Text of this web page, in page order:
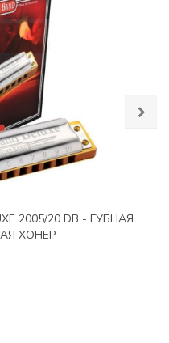
2005/20 DB - ГУБНАЯ
ХОНЕР